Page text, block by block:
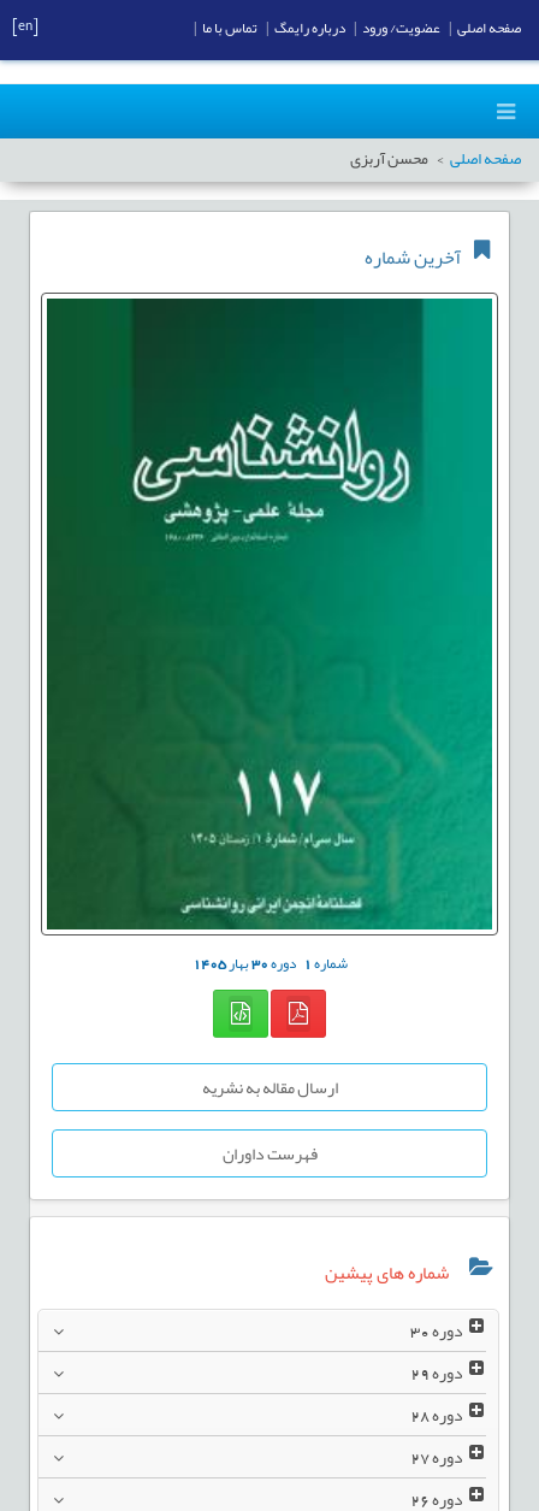
صفحه اصلی محسن آربزی
آخرین شماره
شماره1 دوره30بهار1405
ارسال مقاله به نشریه
فهرست داوران
شماره های پیشین
دوره30
دوره29
دوره28
دوره27
دوره26
صفحه اصلی عضویت/ ورود درباره رایمگ تماس با ما